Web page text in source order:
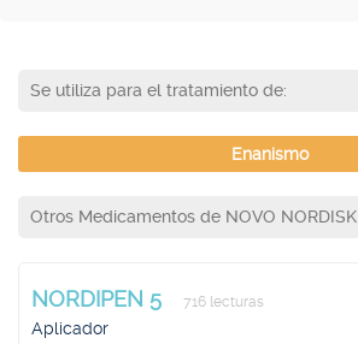
Se utiliza para el tratamiento de:
Enanismo
Otros Medicamentos de NOVO NORDISK
NORDIPEN 5 716 lecturas
Aplicador